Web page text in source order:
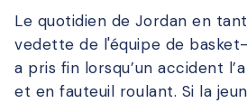
Le quotidien de Jordan en
vedette de l'équipe de
a pris fin lorsqu’un accident
et en fauteuil roulant. Si la